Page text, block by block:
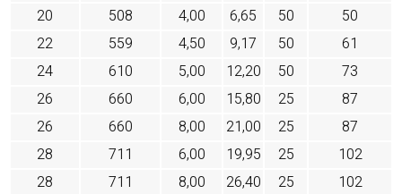
20
508 4,00 6,65 50
50
22
559 4,50 9,17 50
61
24
610 5,00 12,20 50
73
26
660 6,00 15,80 25
87
26
660 8,00 21,00 25
87
28
711 6,00 19,95 25
102
28
711 8,00 26,40 25
102